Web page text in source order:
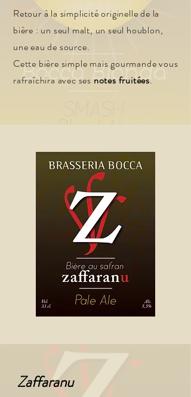
Retour à la simplicité originelle de la
bière : un seul malt, un seul houblon,
une eau de source.
Cette bière simple mais gourmande vous
rafraîchira avec sesnotes fruitées.
Zaffaranu